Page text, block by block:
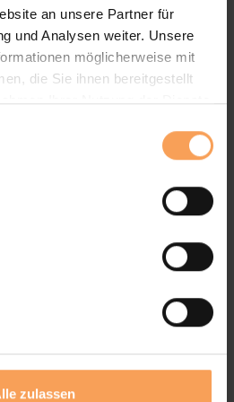
an unsere Partner für
und Analysen weiter. Unsere
möglicherweise mit
die Sie ihnen bereitgestellt
Ihrer Nutzung der Dienste
zulassen